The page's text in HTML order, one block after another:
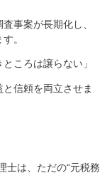
事案が長期化し、
。
ころは譲らない」
信頼を両立させま
士は、ただの“元税務